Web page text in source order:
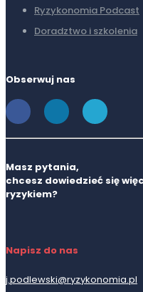
Ryzykonomia Podcast
Doradztwo i szkolenia
Obserwuj nas
Masz pytania,
chcesz dowiedzieć się
ryzykiem?
Napisz do nas
j.podlewski@ryzykonomia.pl